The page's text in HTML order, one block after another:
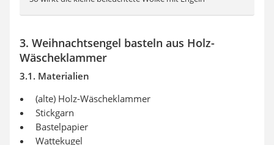
3. Weihnachtsengel basteln aus Holz-
Wäscheklammer
3.1. Materialien
(alte) Holz-Wäscheklammer
Stickgarn
Bastelpapier
Wattekugel